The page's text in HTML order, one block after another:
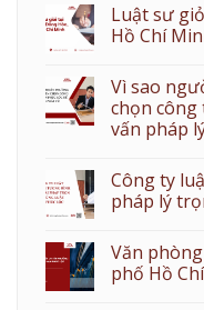
Luật sư
Hồ Chí
Vì sao
chọn công
vấn pháp
Công ty
pháp lý
Văn
phố Hồ